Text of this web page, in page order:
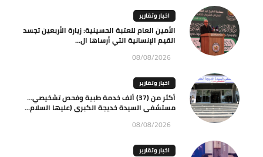
اخبار وتقارير
الأمين العام للعتبة الحسينية: زيارة الأربعين تجسد
القيم الإنسانية التي أرساها ال...
08/08/2026
اخبار وتقارير
أكثر من (37) ألف خدمة طبية وفحص تشخيصي…
مستشفى السيدة خديجة الكبرى (عليها السلام...
08/08/2026
اخبار وتقارير